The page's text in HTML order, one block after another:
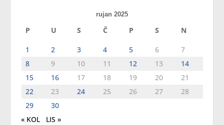
rujan 2025
P U S Č P S N
1 2 3 4 5 6
7
8
9 10 11 12 13
14
15
16 17 18 19 20
21
22
23 24 25 26 27
28
29
30
« KOL
LIS »